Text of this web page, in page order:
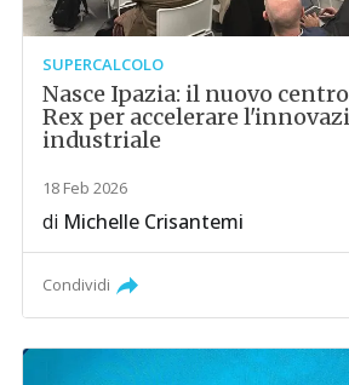
SUPERCALCOLO
Nasce Ipazia: il nuovo
Rex per accelerare
industriale
18 Feb 2026
di Michelle Crisantemi
Condividi